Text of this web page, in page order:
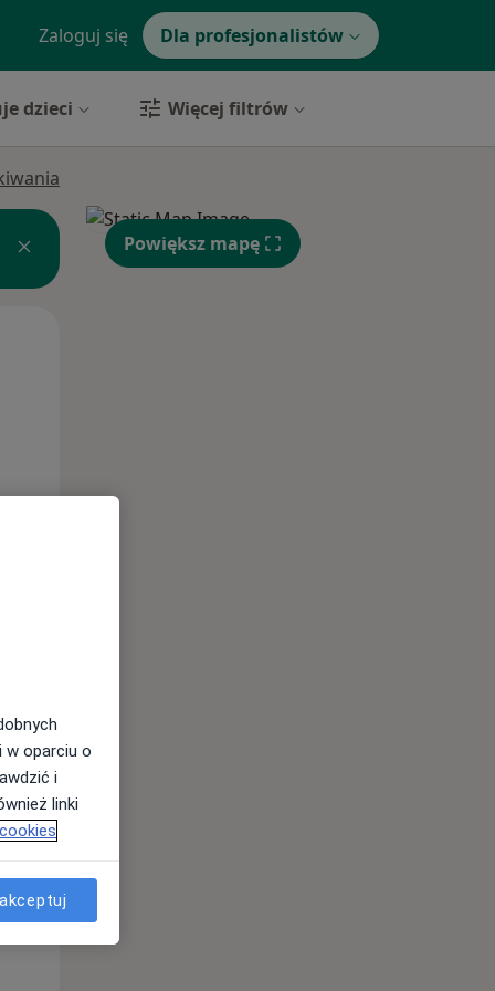
Zaloguj się Dla profesjonalistów
dzieci Więcej filtrów
Wt,
11 Sie
Powiększ mapę
w oparciu o
i
linki